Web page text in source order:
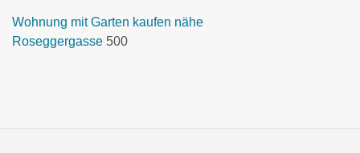
Wohnung mit Garten kaufen nähe
Roseggergasse 500